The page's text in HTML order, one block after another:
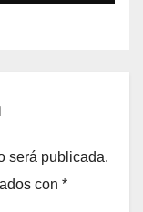
será publicada.
con *